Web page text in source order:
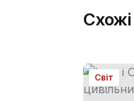
Світ